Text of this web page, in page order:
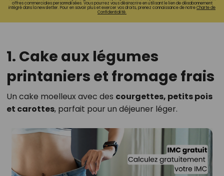
offres commerciales personnalisées. Vous pourrez vous désinscrire en utilisant le lien de désabonnement
intégré dans la newsletter. Pour en savoir plus et exercer vos droits, prenez connaissance de notreCharte de
Confidentialité.
1. Cake aux légumes
printaniers et fromage frais
Un cake moelleux avec des courgettes, petits pois
et carottes, parfait pour un déjeuner léger.